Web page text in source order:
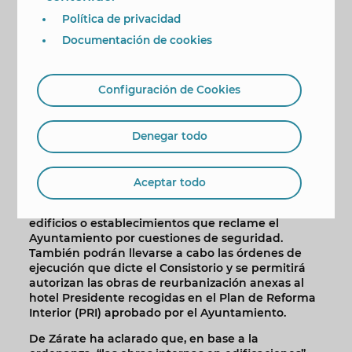
Además del Parque de la Séquia Mare, en julio y
agosto seguirán las obras de canalización de los
se realizarán las de mejora de los colegios,
aprovechando las vacaciones escolares; y se
iniciarán dos obras hidráulicas importantes: la
sustitución de la conducción de agua depurada
en el linde con l’Alfàs del Pi y la construcción de un
colector de pluviales en la calle Lepanto.
En previsión de posibles incidencias, se ha
autorizado a las concesionarias a actuar en caso
edificios o establecimientos que reclame el
Ayuntamiento por cuestiones de seguridad.
También podrán llevarse a cabo las órdenes de
ejecución que dicte el Consistorio y se permitirá
autorizan las obras de reurbanización anexas al
hotel Presidente recogidas en el Plan de Reforma
Interior (PRI) aprobado por el Ayuntamiento.
De Zárate ha aclarado que, en base a la
Política de privacidad
Documentación de cookies
Configuración de Cookies
Denegar todo
Aceptar todo